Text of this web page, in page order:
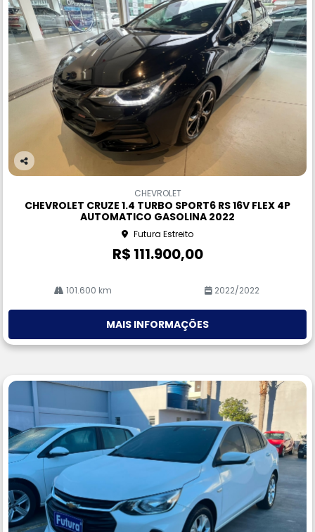
Co
rtil
CHEVROLET
CHEVROLET CRUZE 1.4 TURBO SPORT6 RS 16V FLEX 4P
AUTOMATICO GASOLINA 2022
Futura Estreito
R$ 111.900,00
101.600 km 2022/2022
MAIS INFORMAÇÕES